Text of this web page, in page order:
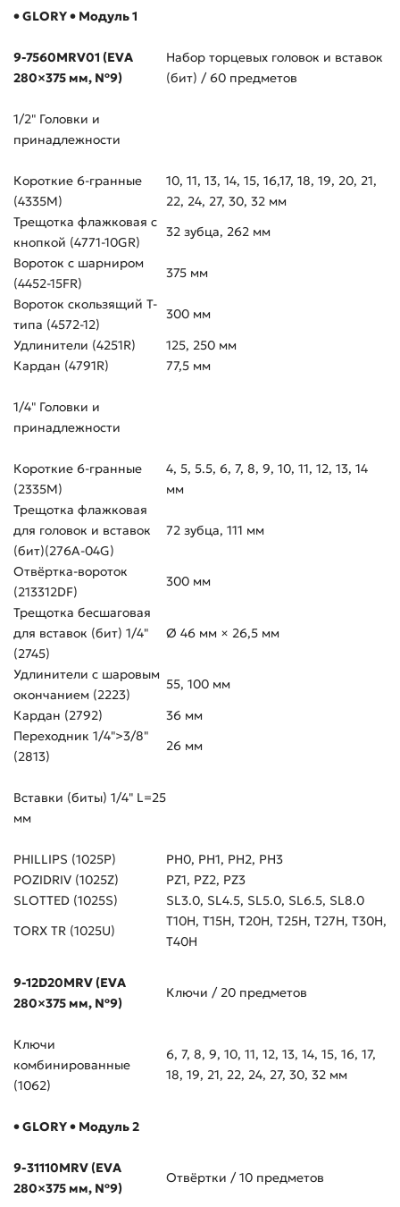
• GLORY • Модуль 1
9-7560MRV01 (EVA
280×375 мм, №9)
Набор торцевых головок и вставок
(бит) / 60 предметов
1/2" Головки и
принадлежности
Короткие 6-гранные
(4335M)
10, 11, 13, 14, 15, 16,17, 18, 19, 20, 21,
22, 24, 27, 30, 32 мм
Трещотка флажковая с
кнопкой (4771-10GR)
32 зубца, 262 мм
Вороток с шарниром
(4452-15FR)
375 мм
Вороток скользящий Т-
типа (4572-12)
300 мм
Удлинители (4251R)
125, 250 мм
Кардан (4791R)
77,5 мм
1/4" Головки и
принадлежности
Короткие 6-гранные
(2335M)
4, 5, 5.5, 6, 7, 8, 9, 10, 11, 12, 13, 14
мм
Трещотка флажковая
для головок и вставок
(бит)(276A-04G)
72 зубца, 111 мм
Отвёртка-вороток
(213312DF)
300 мм
Трещотка бесшаговая
для вставок (бит) 1/4"
(2745)
Ø 46 мм × 26,5 мм
Удлинители с шаровым
окончанием (2223)
55, 100 мм
Кардан (2792)
36 мм
Переходник 1/4">3/8"
(2813)
26 мм
Вставки (биты) 1/4" L=25
мм
PHILLIPS (1025P)
PH0, PH1, PH2, PH3
POZIDRIV (1025Z)
PZ1, PZ2, PZ3
SLOTTED (1025S)
SL3.0, SL4.5, SL5.0, SL6.5, SL8.0
TORX TR (1025U)
T10H, T15H, T20H, T25H, T27H, T30H,
T40H
9-12D20MRV (EVA
280×375 мм, №9)
Ключи / 20 предметов
Ключи
комбинированные
(1062)
6, 7, 8, 9, 10, 11, 12, 13, 14, 15, 16, 17,
18, 19, 21, 22, 24, 27, 30, 32 мм
• GLORY • Модуль 2
9-31110MRV (EVA
280×375 мм, №9)
Отвёртки / 10 предметов